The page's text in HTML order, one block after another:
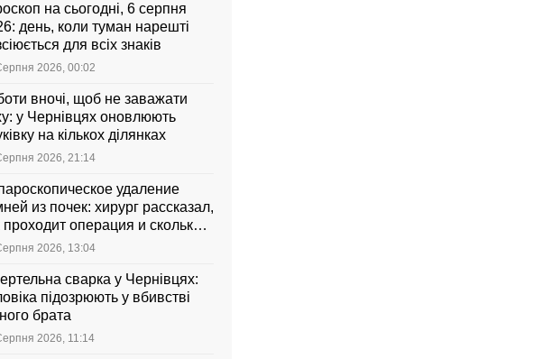
на сьогодні, 6 серпня
день, коли туман нарешті
для всіх знаків
2026, 00:02
вночі, щоб не заважати
у Чернівцях оновлюють
на кількох ділянках
2026, 21:14
удаление
из почек: хирург рассказал,
проходит операция и сколько
стоит2026, 13:04
сварка у Чернівцях:
підозрюють у вбивстві
брата
2026, 11:14